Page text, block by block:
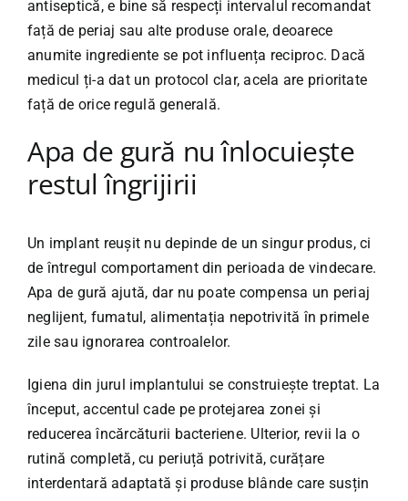
antiseptică, e bine să respecți intervalul recomandat
față de periaj sau alte produse orale, deoarece
anumite ingrediente se pot influența reciproc. Dacă
medicul ți-a dat un protocol clar, acela are prioritate
față de orice regulă generală.
Apa de gură nu înlocuiește
restul îngrijirii
Un implant reușit nu depinde de un singur produs, ci
de întregul comportament din perioada de vindecare.
Apa de gură ajută, dar nu poate compensa un periaj
neglijent, fumatul, alimentația nepotrivită în primele
zile sau ignorarea controalelor.
Igiena din jurul implantului se construiește treptat. La
început, accentul cade pe protejarea zonei și
reducerea încărcăturii bacteriene. Ulterior, revii la o
rutină completă, cu periuță potrivită, curățare
interdentară adaptată și produse blânde care susțin